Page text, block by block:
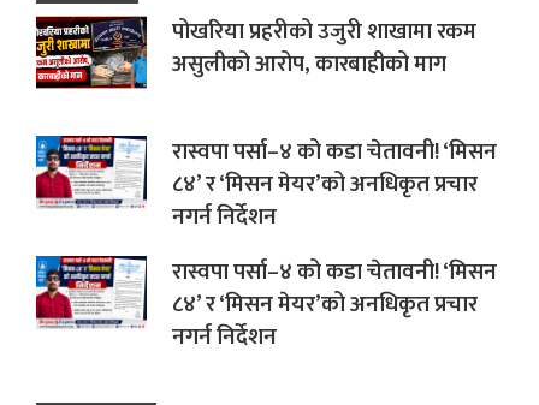
पोखरिया प्रहरीको उजुरी शाखामा रकम
असुलीको आरोप, कारबाहीको माग
रास्वपा पर्सा–४ को कडा चेतावनी! ‘मिसन
८४’ र ‘मिसन मेयर’को अनधिकृत प्रचार
नगर्न निर्देशन
रास्वपा पर्सा–४ को कडा चेतावनी! ‘मिसन
८४’ र ‘मिसन मेयर’को अनधिकृत प्रचार
नगर्न निर्देशन